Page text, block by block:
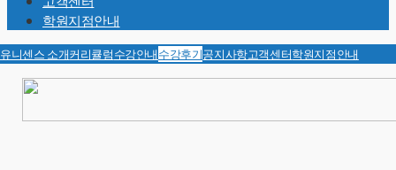
학원지점안내
유니센스 소개커리큘럼수강안내수강후기공지사항고객센터학원지점안내